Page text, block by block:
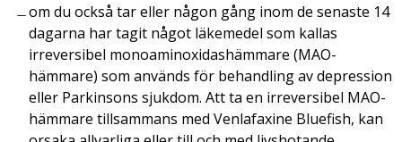
om du också tar eller någon gång inom de senaste 14
dagarna har tagit något läkemedel som kallas
irreversibel monoaminoxidashämmare (MAO-
hämmare) som används för behandling av depression
eller Parkinsons sjukdom. Att ta en irreversibel MAO-
hämmare tillsammans med Venlafaxine Bluefish, kan